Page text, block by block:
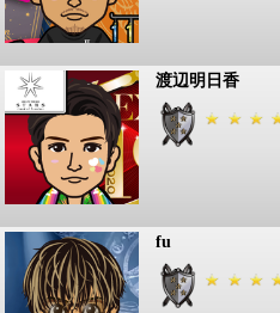
渡辺明日香
fu